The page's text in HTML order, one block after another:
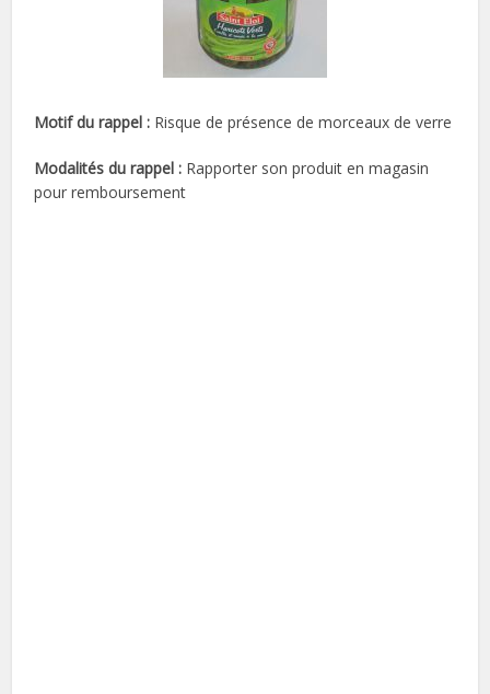
Motif du rappel : Risque de présence de morceaux de verre
Modalités du rappel : Rapporter son produit en magasin
pour remboursement